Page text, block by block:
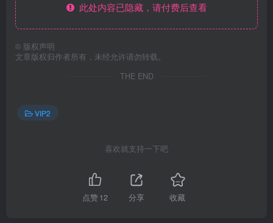
此处内容已隐藏，请付费后查看
© 版权声明
文章版权归作者所有，未经允许请勿转载。
THE END
VIP2
喜欢就支持一下吧
点赞12 分享 收藏